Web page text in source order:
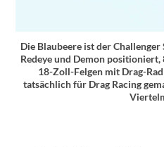
Die Blaubeere ist der
Redeye und Demon
18-Zoll-Felgen mit Drag-
tatsächlich für Drag Racing